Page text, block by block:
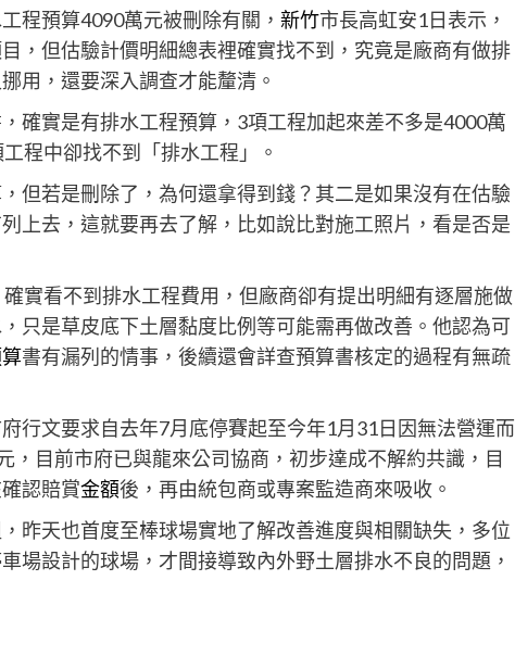
程預算4090萬元被刪除有關， 新竹市長高虹安1日表示，
，但估驗計價明細總表裡確實找不到，究竟是廠商有做排
用，還要深入調查才能釐清。
確實是有排水工程預算，3項工程加起來差不多是4000萬
程中卻找不到「排水工程」。
但若是刪除了，為何還拿得到錢？其二是如果沒有在估驗
上去，這就要再去了解，比如說比對施工照片，看是否是
實看不到排水工程費用，但廠商卻有提出明細有逐層施做
只是草皮底下土層黏度比例等可能需再做改善。他認為可
書有漏列的情事，後續還會詳查預算書核定的過程有無疏
行文要求自去年7月底停賽起至今年1月31日因無法營運而
，目前市府已與龍來公司協商，初步達成不解約共識，目
認賠賞金額後，再由統包商或專案監造商來吸收。
昨天也首度至棒球場實地了解改善進度與相關缺失，多位
場設計的球場，才間接導致內外野土層排水不良的問題，